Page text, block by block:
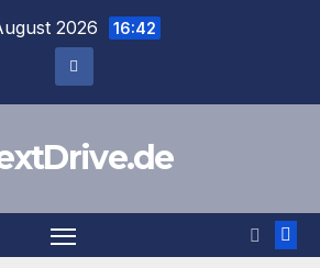
2026 16:42